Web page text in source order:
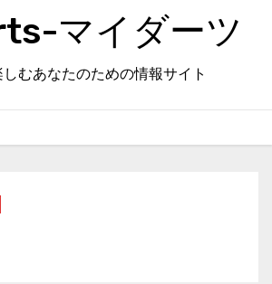
マイダーツ
むあなたのための情報サイト